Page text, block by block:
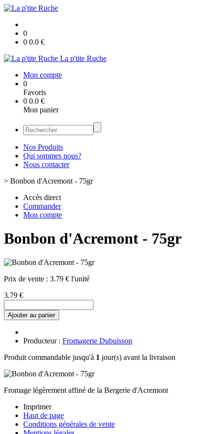
0
0 0.0 €
La p'tite Ruche
Mon compte
0
Favoris
0 0.0 €
Mon panier
Nos Produits
Qui sommes nous?
Nous contacter
> Bonbon d'Acremont - 75gr
Accès direct
Commander
Mon compte
Bonbon d'Acremont - 75gr
Prix de vente : 3.79 € l'unité
3.79 €
Ajouter au panier
Producteur : Fromagerie Dubuisson
Produit commandable jusqu'à 1 jour(s) avant la livraison
Fromage légèrement affiné de la Bergerie d'Acremont
Imprimer
Haut de page
Conditions générales de vente